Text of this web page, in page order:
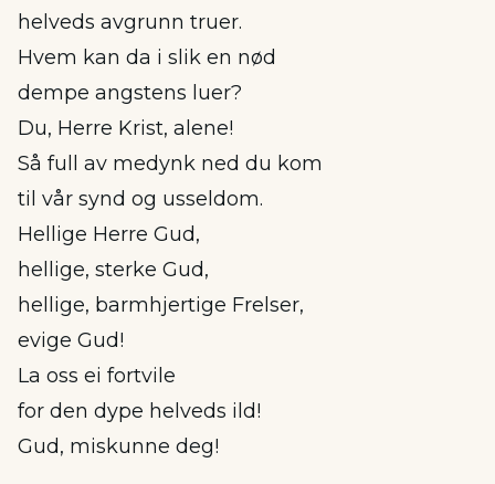
helveds avgrunn truer.
Hvem kan da i slik en nød
dempe angstens luer?
Du, Herre Krist, alene!
Så full av medynk ned du kom
til vår synd og usseldom.
Hellige Herre Gud,
hellige, sterke Gud,
hellige, barmhjertige Frelser,
evige Gud!
La oss ei fortvile
for den dype helveds ild!
Gud, miskunne deg!